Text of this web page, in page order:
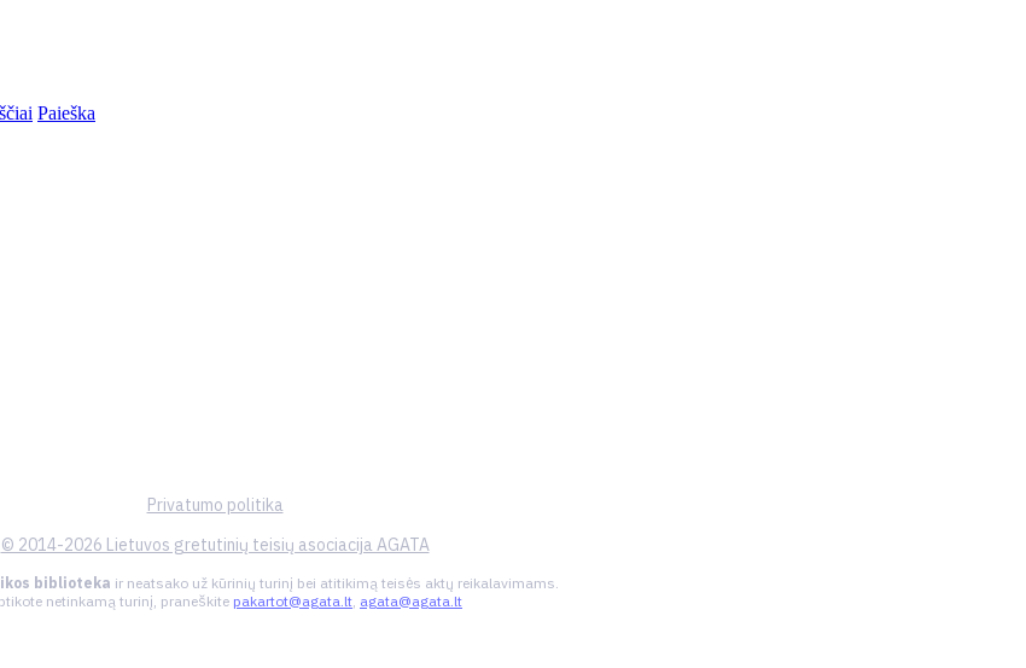
Paieška
Privatumo politika
© 2014-2026 Lietuvos gretutinių teisių asociacija AGATA
biblioteka ir neatsako už kūrinių turinį bei atitikimą teisės aktų reikalavimams.
netinkamą turinį, praneškite pakartot@agata.lt, agata@agata.lt